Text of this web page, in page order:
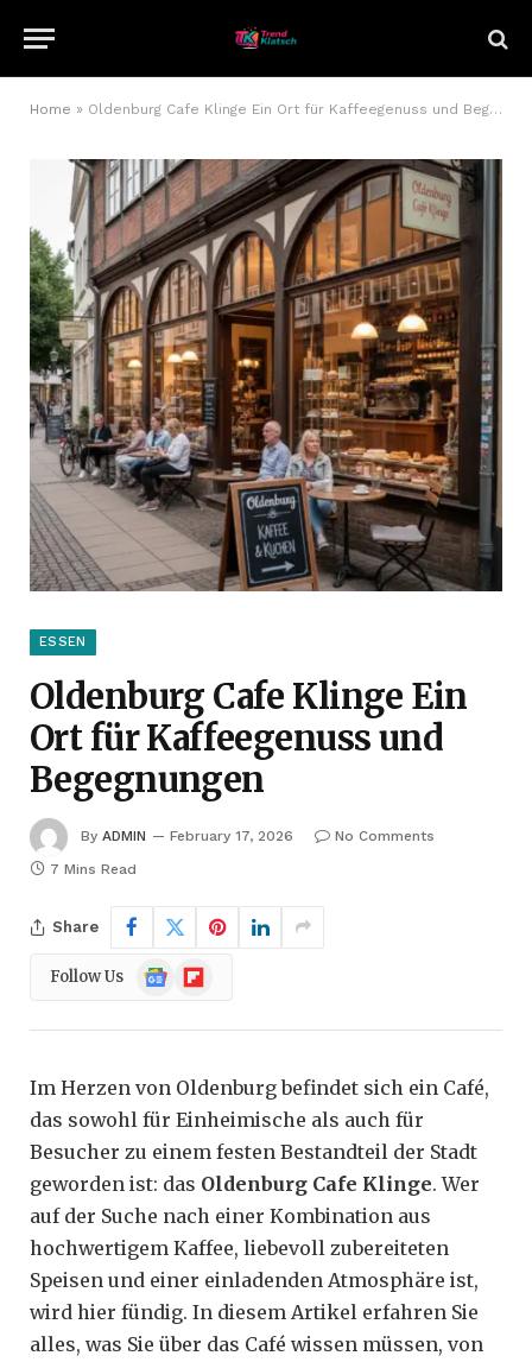
Home » Oldenburg Cafe Klinge Ein Ort für Kaffeegenuss und Begegnungen
ESSEN
Oldenburg Cafe Klinge Ein
Ort für Kaffeegenuss und
Begegnungen
By ADMIN February 17, 2026
No Comments
7 Mins Read
Share
Follow Us
Google
News
Flipboard
Im Herzen von Oldenburg befindet sich ein Café,
das sowohl für Einheimische als auch für
Besucher zu einem festen Bestandteil der Stadt
geworden ist: das Oldenburg Cafe Klinge. Wer
auf der Suche nach einer Kombination aus
hochwertigem Kaffee, liebevoll zubereiteten
Speisen und einer einladenden Atmosphäre ist,
wird hier fündig. In diesem Artikel erfahren Sie
alles, was Sie über das Café wissen müssen, von